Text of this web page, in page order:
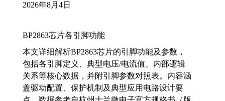
2026年8月4日
BP2863芯片各引脚功能
本文详细解析BP2863芯片的引脚功能及参数，
包括各引脚定义、典型电压/电流值、内部逻辑
关系等核心数据，并附引脚参数对照表。内容涵
盖驱动配置、保护机制及典型应用电路设计要